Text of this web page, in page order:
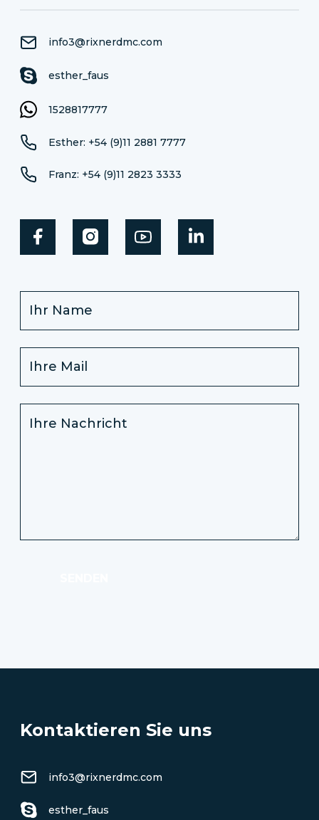
info3@rixnerdmc.com
esther_faus
1528817777
Esther: +54 (9)11 2881 7777
Franz: +54 (9)11 2823 3333
Kontaktieren Sie uns
info3@rixnerdmc.com
esther_faus